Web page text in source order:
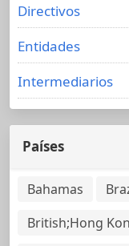
Directivos
Entidades
Intermediarios
Países
Bahamas
British;Hong